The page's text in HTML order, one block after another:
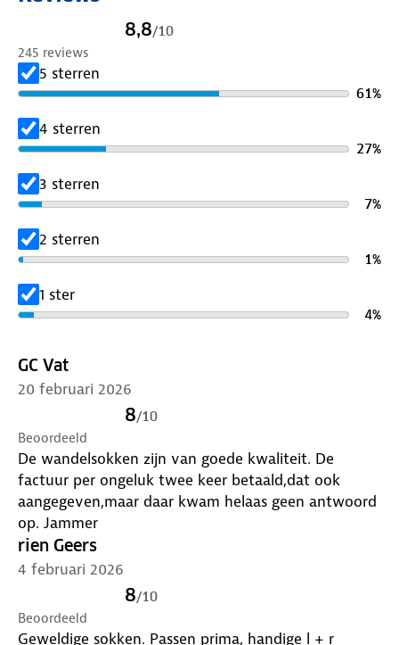
8,8/10
245 reviews
5 sterren
61%
4 sterren
27%
3 sterren
7%
2 sterren
1%
1 ster
4%
GC Vat
20 februari 2026
8/10
Beoordeeld
De wandelsokken zijn van goede kwaliteit. De
factuur per ongeluk twee keer betaald,dat ook
aangegeven,maar daar kwam helaas geen antwoord
op. Jammer
rien Geers
4 februari 2026
8/10
Beoordeeld
Geweldige sokken. Passen prima, handige l + r